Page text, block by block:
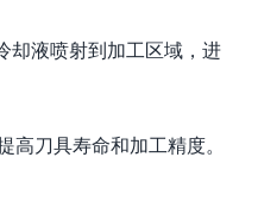
却液喷射到加工区域，进
高刀具寿命和加工精度。